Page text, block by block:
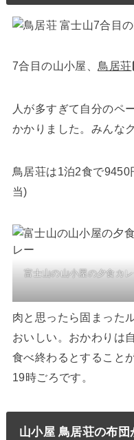
7合目の山小屋、 鳥居荘
人が多すぎて自分のペ
かかりました。みんな
鳥居荘は1泊2食で
当)
富士山の山小屋の夕食カ
肉と思ったら固まった
おいしい。おかわりは
食べ終わるとすること
19時ごろです。
山小屋 鳥居荘の布団